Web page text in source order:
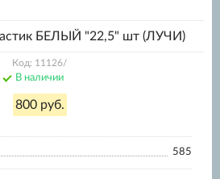
БЕЛЫЙ "22,5" шт (ЛУЧИ)
Код: 11126/
В наличии
800 руб.
585